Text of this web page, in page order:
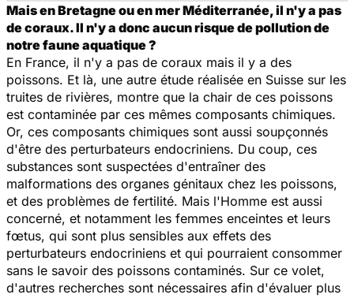
Mais en Bretagne ou en mer Méditerranée, il n'y a pas
de coraux. Il n'y a donc aucun risque de pollution de
notre faune aquatique ?
En France, il n'y a pas de coraux mais il y a des
poissons. Et là, une autre étude réalisée en Suisse sur les
truites de rivières, montre que la chair de ces poissons
est contaminée par ces mêmes composants chimiques.
Or, ces composants chimiques sont aussi soupçonnés
d'être des perturbateurs endocriniens. Du coup, ces
substances sont suspectées d'entraîner des
malformations des organes génitaux chez les poissons,
et des problèmes de fertilité. Mais l'Homme est aussi
concerné, et notamment les femmes enceintes et leurs
fœtus, qui sont plus sensibles aux effets des
perturbateurs endocriniens et qui pourraient consommer
sans le savoir des poissons contaminés. Sur ce volet,
d'autres recherches sont nécessaires afin d'évaluer plus